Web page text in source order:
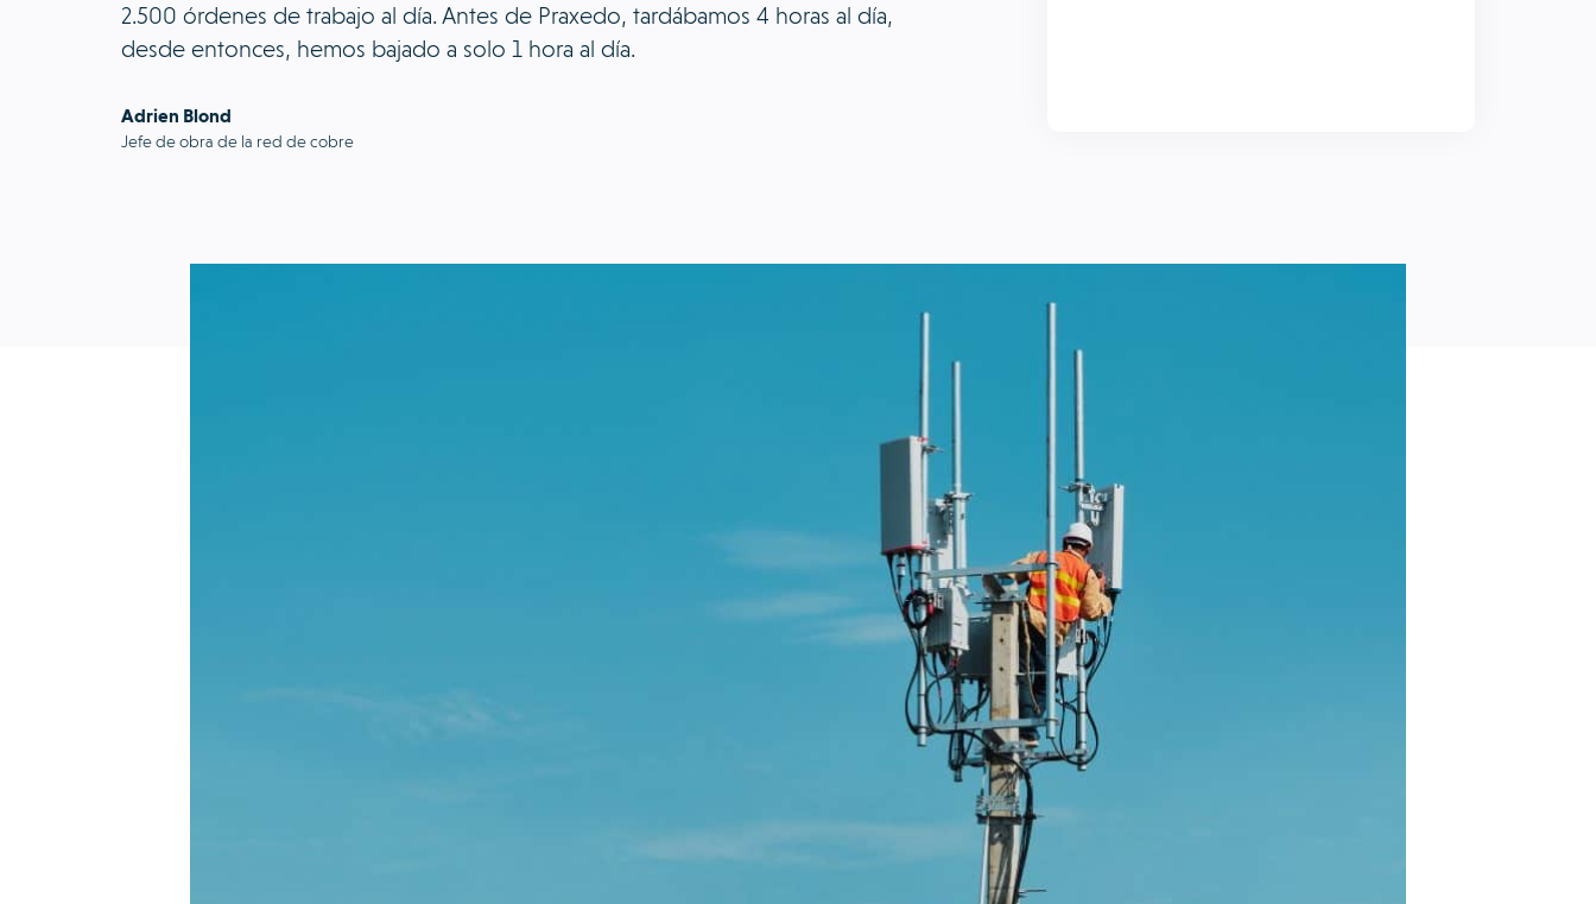
2.500 órdenes de trabajo al día. Antes de Praxedo, tardábamos 4 horas al día,
desde entonces, hemos bajado a solo 1 hora al día.
Adrien Blond
Jefe de obra de la red de cobre